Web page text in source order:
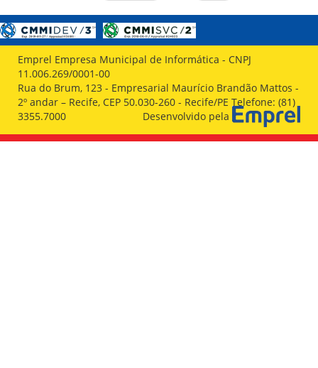
Emprel Empresa Municipal de Informática - CNPJ
11.006.269/0001-00
Rua do Brum, 123 - Empresarial Maurício Brandão Mattos -
2º andar – Recife, CEP 50.030-260 - Recife/PE Telefone: (81)
3355.7000
Desenvolvido pela